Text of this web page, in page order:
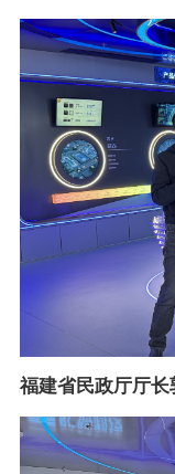
福建省民政厅厅